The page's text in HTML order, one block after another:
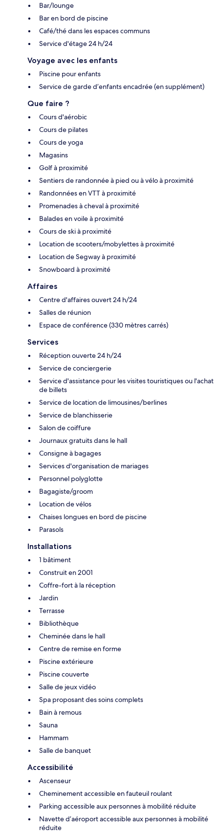
Bar/lounge
Bar en bord de piscine
Café/thé dans les espaces communs
Service d'étage 24 h/24
Voyage avec les enfants
Piscine pour enfants
Service de garde d’enfants encadrée (en supplément)
Que faire ?
Cours d'aérobic
Cours de pilates
Cours de yoga
Magasins
Golf à proximité
Sentiers de randonnée à pied ou à vélo à proximité
Randonnées en VTT à proximité
Promenades à cheval à proximité
Balades en voile à proximité
Cours de ski à proximité
Location de scooters/mobylettes à proximité
Location de Segway à proximité
Snowboard à proximité
Affaires
Centre d'affaires ouvert 24 h/24
Salles de réunion
Espace de conférence (330 mètres carrés)
Services
Réception ouverte 24 h/24
Service de conciergerie
Service d'assistance pour les visites touristiques ou l'achat
de billets
Service de location de limousines/berlines
Service de blanchisserie
Salon de coiffure
Journaux gratuits dans le hall
Consigne à bagages
Services d'organisation de mariages
Personnel polyglotte
Bagagiste/groom
Location de vélos
Chaises longues en bord de piscine
Parasols
Installations
1 bâtiment
Construit en 2001
Coffre-fort à la réception
Jardin
Terrasse
Bibliothèque
Cheminée dans le hall
Centre de remise en forme
Piscine extérieure
Piscine couverte
Salle de jeux vidéo
Spa proposant des soins complets
Bain à remous
Sauna
Hammam
Salle de banquet
Accessibilité
Ascenseur
Cheminement accessible en fauteuil roulant
Parking accessible aux personnes à mobilité réduite
Navette d’aéroport accessible aux personnes à mobilité
réduite